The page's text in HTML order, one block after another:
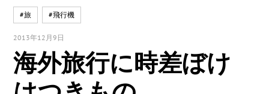
#旅 #飛行機
2013年12月9日
海外旅行に時差ぼけ